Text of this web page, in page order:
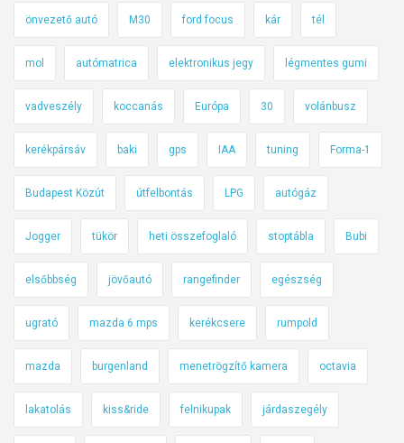
önvezető autó M30 ford focus kár tél
mol autómatrica elektronikus jegy légmentes gumi
vadveszély koccanás Európa 30 volánbusz
kerékpársáv baki gps IAA tuning Forma-1
Budapest Közút útfelbontás LPG autógáz
Jogger tükör heti összefoglaló stoptábla Bubi
elsőbbség jövőautó rangefinder egészség
ugrató mazda 6 mps kerékcsere rumpold
mazda burgenland menetrögzítő kamera octavia
lakatolás kiss&ride felnikupak járdaszegély